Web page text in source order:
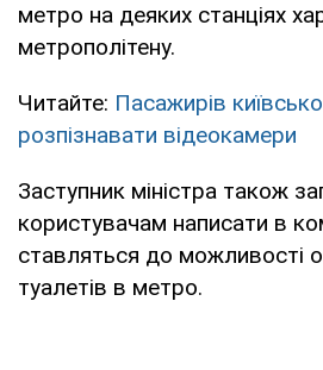
метро на деяких станціях
метрополітену.
Читайте: Пасажирів
розпізнавати відеокамери
Заступник міністра також
користувачам написати в
ставляться до можливості
туалетів в метро.